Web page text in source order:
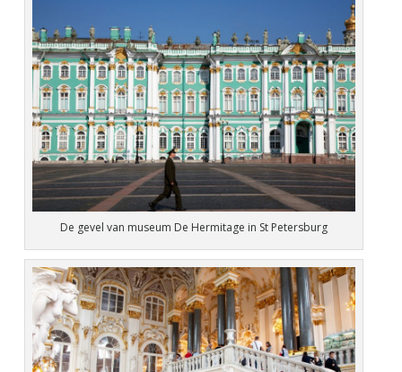
De gevel van museum De Hermitage in St Petersburg